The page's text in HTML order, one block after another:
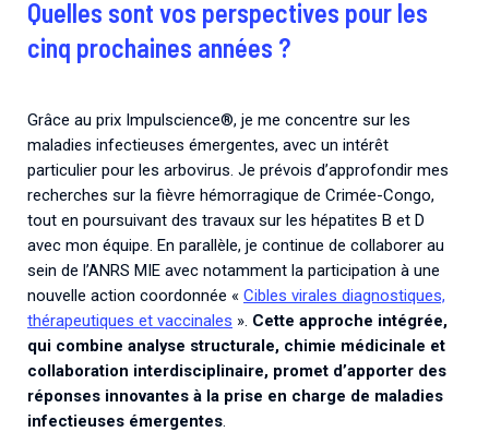
Quelles sont vos perspectives pour les
cinq prochaines années ?
Grâce au prix Impulscience®, je me concentre sur les
maladies infectieuses émergentes, avec un intérêt
particulier pour les arbovirus. Je prévois d’approfondir mes
recherches sur la fièvre hémorragique de Crimée-Congo,
tout en poursuivant des travaux sur les hépatites B et D
avec mon équipe. En parallèle, je continue de collaborer au
sein de l’ANRS MIE avec notamment la participation à une
nouvelle action coordonnée « Cibles virales diagnostiques,
thérapeutiques et vaccinales ». Cette approche intégrée,
qui combine analyse structurale, chimie médicinale et
collaboration interdisciplinaire, promet d’apporter des
réponses innovantes à la prise en charge de maladies
infectieuses émergentes